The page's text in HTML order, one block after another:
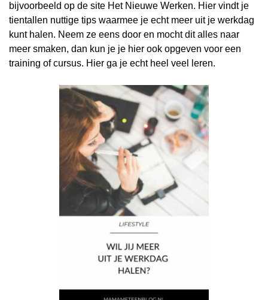
bijvoorbeeld op de site Het Nieuwe Werken. Hier vindt je
tientallen nuttige tips waarmee je echt meer uit je werkdag
kunt halen. Neem ze eens door en mocht dit alles naar
meer smaken, dan kun je je hier ook opgeven voor een
training of cursus. Hier ga je echt heel veel leren.